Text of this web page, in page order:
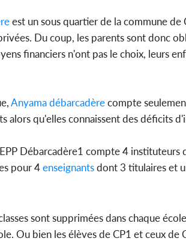
est un sous quartier de la commune
Du coup, les parents sont donc
financiers n'ont pas le choix, leurs
Anyama débarcadèrecompte
alors qu'elles connaissent des déficits
Débarcadère1 compte 4
pour 4enseignantsdont 3 titulaires et
sont supprimées dans chaque
Ou bien les élèves de CP1 et ceux de